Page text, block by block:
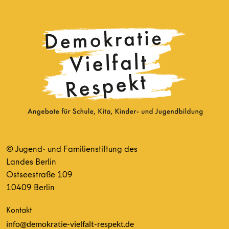
© Jugend- und Familienstiftung des
Landes Berlin
Ostseestraße 109
10409 Berlin
Kontakt
info@demokratie-vielfalt-respekt.de